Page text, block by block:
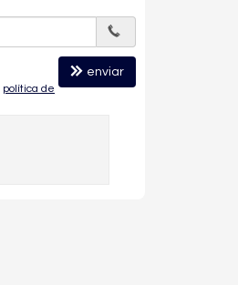
política de
enviar